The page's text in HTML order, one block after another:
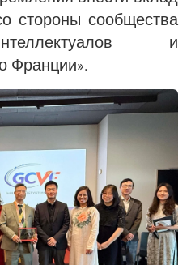
стороны сообщества
и
Франции».